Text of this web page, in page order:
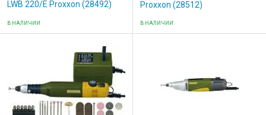
LWB 220/E Proxxon (28492)
В НАЛИЧИИ
Proxxon (28512)
В НАЛИЧИИ